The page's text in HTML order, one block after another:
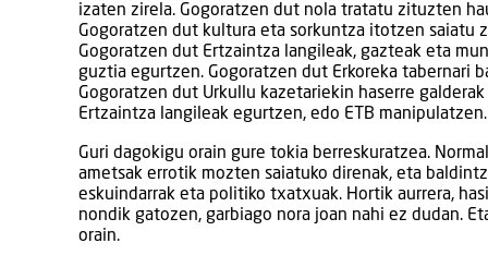
izaten zirela. Gogoratzen dut nola tratatu zituzten
Gogoratzen dut kultura eta sorkuntza itotzen saiatu
Gogoratzen dut Ertzaintza langileak, gazteak eta
guztia egurtzen. Gogoratzen dut Erkoreka tabernari
Gogoratzen dut Urkullu kazetariekin haserre
Ertzaintza langileak egurtzen, edo ETB
Guri dagokigu orain gure tokia berreskuratzea.
ametsak errotik mozten saiatuko direnak, eta
eskuindarrak eta politiko txatxuak. Hortik aurrera,
nondik gatozen, garbiago nora joan nahi ez dudan.
orain.